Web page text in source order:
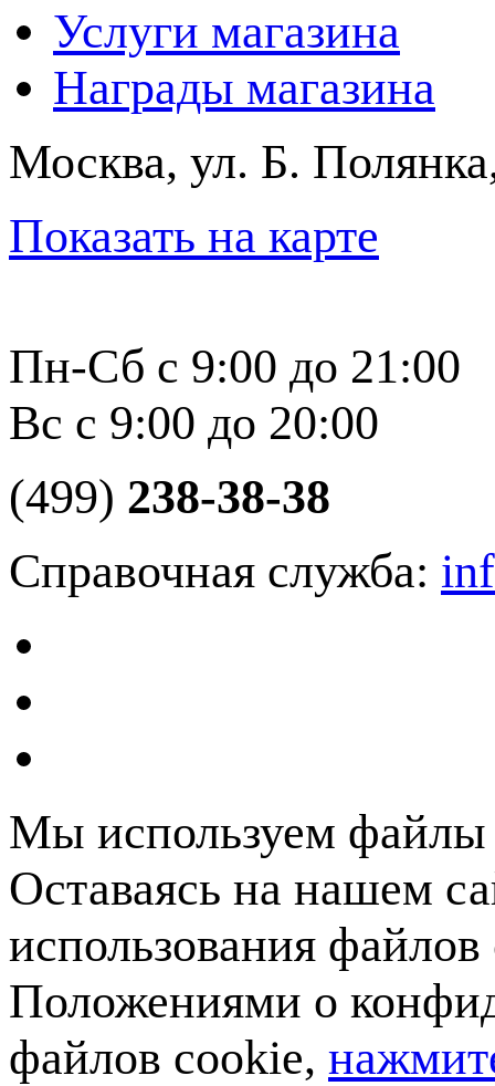
Услуги магазина
Награды магазина
Москва, ул. Б.
Показать на карте
Пн-Сб с 9:00 до 21:00
Вс с 9:00 до 20:00
(499) 238-38-38
Справочная служба:
Мы используем файлы
Оставаясь на нашем
использования
Положениями о
файлов cookie,